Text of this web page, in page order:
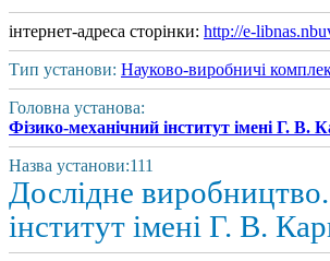
інтернет-адреса сторінки: http://e-
Тип установи: Науково-виробничі
Головна установа:
Фізико-механічний інститут імені Г. В.
Назва установи:111
Дослідне
інститут імені Г. В.